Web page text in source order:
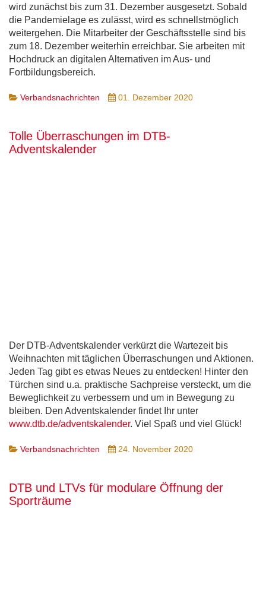
wird zunächst bis zum 31. Dezember ausgesetzt. Sobald
die Pandemielage es zulässt, wird es schnellstmöglich
weitergehen. Die Mitarbeiter der Geschäftsstelle sind bis
zum 18. Dezember weiterhin erreichbar. Sie arbeiten mit
Hochdruck an digitalen Alternativen im Aus- und
Fortbildungsbereich.
Verbandsnachrichten 01. Dezember 2020
Tolle Überraschungen im DTB-
Adventskalender
Der DTB-Adventskalender verkürzt die Wartezeit bis
Weihnachten mit täglichen Überraschungen und Aktionen.
Jeden Tag gibt es etwas Neues zu entdecken! Hinter den
Türchen sind u.a. praktische Sachpreise versteckt, um die
Beweglichkeit zu verbessern und um in Bewegung zu
bleiben. Den Adventskalender findet Ihr unter
www.dtb.de/adventskalender. Viel Spaß und viel Glück!
Verbandsnachrichten 24. November 2020
DTB und LTVs für modulare Öffnung der
Sporträume